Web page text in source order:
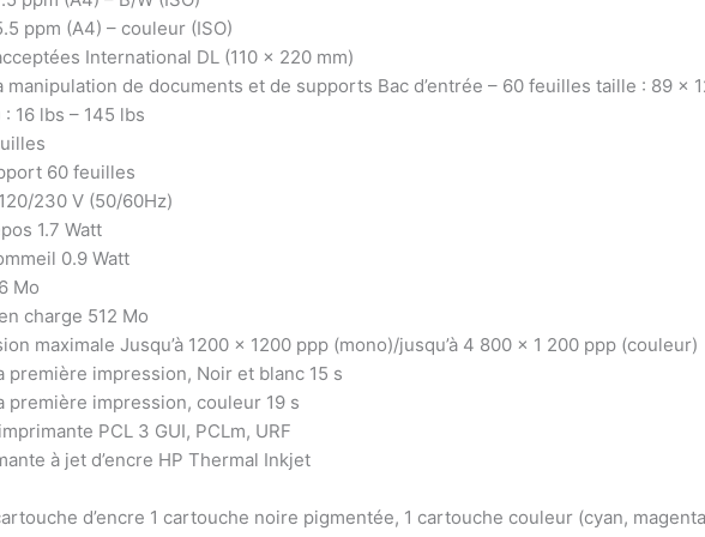
ppm (A4) – couleur (ISO)
International DL (110 x 220 mm)
de documents et de supports Bac d’entrée – 60 feuilles taille : 89 x
16 lbs – 145 lbs
60 feuilles
230 V (50/60Hz)
1.7 Watt
0.9 Watt
Mo
charge 512 Mo
maximale Jusqu’à 1200 x 1200 ppp (mono)/jusqu’à 4 800 x 1 200 ppp (couleur)
première impression, Noir et blanc 15 s
première impression, couleur 19 s
PCL 3 GUI, PCLm, URF
à jet d’encre HP Thermal Inkjet
d’encre 1 cartouche noire pigmentée, 1 cartouche couleur (cyan,